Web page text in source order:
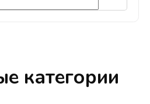
категории